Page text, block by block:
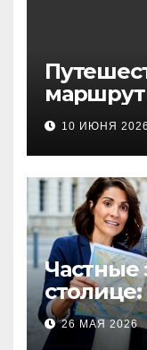
10 ИЮНЯ 2026
Частные
26 МАЯ 2026